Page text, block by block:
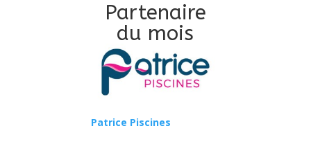
Partenaire
du mois
Patrice Piscines